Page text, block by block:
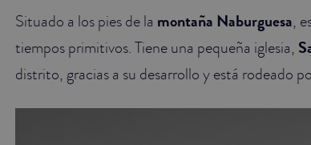
Situado a los pies de la montaña Naburguesa,
tiempos primitivos. Tiene una pequeña iglesia,
distrito, gracias a su desarrollo y está rodeado